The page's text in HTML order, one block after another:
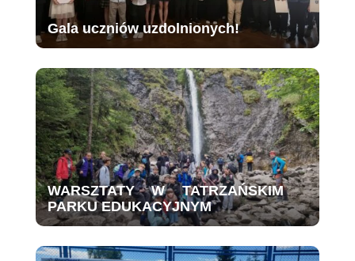
Gala uczniów uzdolnionych!
WARSZTATY W TATRZAŃSKIM
PARKU EDUKACYJNYM